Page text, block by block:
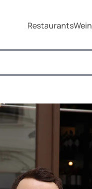
RestaurantsWein